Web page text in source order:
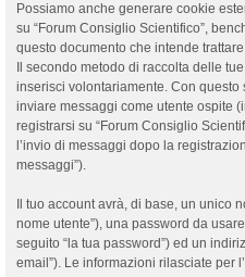
Possiamo anche generare cookie
su “Forum Consiglio Scientifico”,
questo documento che intende
Il secondo metodo di raccolta delle
inserisci volontariamente. Con
inviare messaggi come utente ospite
registrarsi su “Forum Consiglio
l’invio di messaggi dopo la
messaggi”).
Il tuo account avrà, di base, un unico
nome utente”), una password da
seguito “la tua password”) ed un
email”). Le informazioni rilasciate per